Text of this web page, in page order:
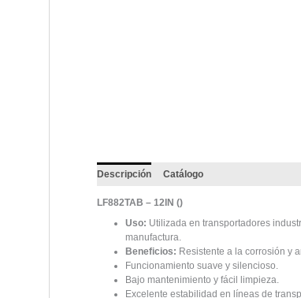
Descripción Catálogo
LF882TAB – 12IN ()
Uso: Utilizada en transportadores
manufactura.
Beneficios: Resistente a la corrosión y
Funcionamiento suave y silencioso.
Bajo mantenimiento y fácil limpieza.
Excelente estabilidad en líneas de